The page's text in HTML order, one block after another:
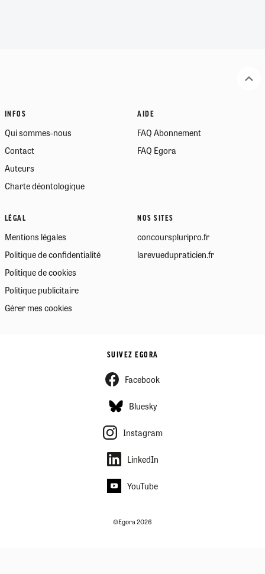
INFOS
Qui sommes-nous
Contact
Auteurs
Charte déontologique
AIDE
FAQ Abonnement
FAQ Egora
LÉGAL
Mentions légales
Politique de confidentialité
Politique de cookies
Politique publicitaire
Gérer mes cookies
NOS SITES
concourspluripro.fr
larevuedupraticien.fr
SUIVEZ EGORA
Facebook
Bluesky
Instagram
LinkedIn
YouTube
©Egora 2026